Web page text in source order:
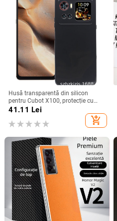
Husă transparentă din silicon
pentru Cubot X100, protecție cu
acoperire totală
41.11 Lei
add_shopping_cart